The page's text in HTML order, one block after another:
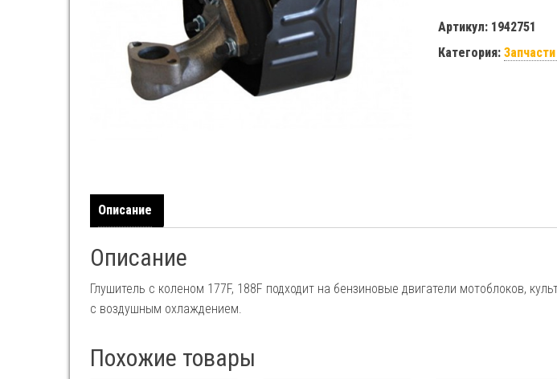
Артикул: 1942751
Категория:
Описание
Описание
Глушитель с коленом 177F, 188F подходит на бензиновые двигатели мотоблоков,
с воздушным охлаждением.
Похожие товары